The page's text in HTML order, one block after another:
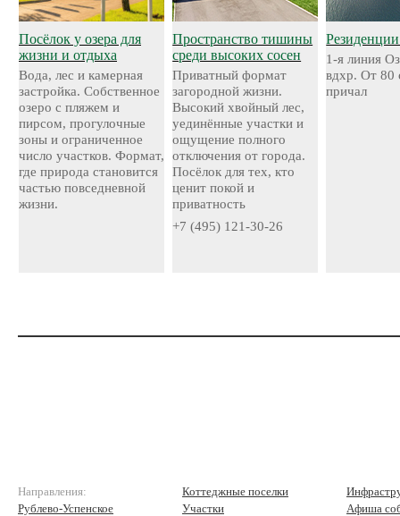
Посёлок у озера для
жизни и отдыха
Вода, лес и камерная
застройка. Собственное
озеро с пляжем и
пирсом, прогулочные
зоны и ограниченное
число участков. Формат,
где природа становится
частью повседневной
жизни.
Пространство тишины
среди высоких сосен
Приватный формат
загородной жизни.
Высокий хвойный лес,
уединённые участки и
ощущение полного
отключения от города.
Посёлок для тех, кто
ценит покой и
приватность
+7 (495) 121-30-26
1-я линия
вдхр. От 80
причал
Направления:
Рублево-Успенское
Коттеджные поселки
Участки
Афиша